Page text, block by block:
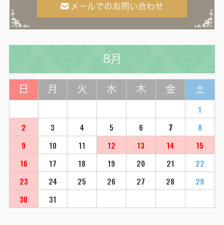
メールでのお問い合わせ
8月
日 月 火 水 木 金 土
1
2
3 4 5 6 7
8
9
10 11 12 13 14
15
16
17 18 19 20 21
22
23
24 25 26 27 28
29
30
31